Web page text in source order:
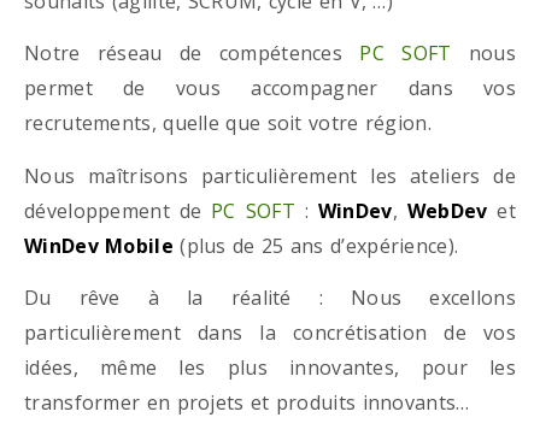
Notre réseau de compétences PC SOFT nous
permet de vous accompagner dans vos
recrutements, quelle que soit votre région.
Nous maîtrisons particulièrement les ateliers de
développement de PC SOFT : WinDev, WebDev et
WinDev Mobile (plus de 25 ans d’expérience).
Du rêve à la réalité : Nous excellons
particulièrement dans la concrétisation de vos
idées, même les plus innovantes, pour les
transformer en projets et produits innovants…